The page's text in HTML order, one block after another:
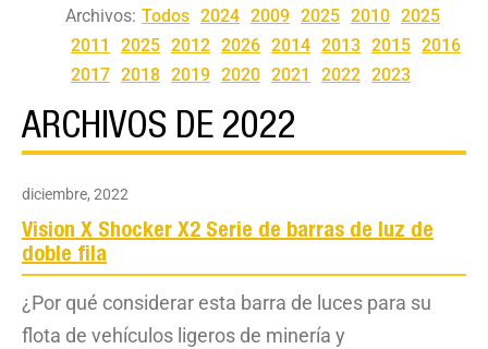
Archivos: Todos 2024 2009 2025 2010 2025
2011
2025 2012 2026 2014 2013 2015 2016
2017 2018 2019 2020 2021 2022 2023
ARCHIVOS DE 2022
diciembre, 2022
Vision X Shocker X2 Serie de barras de luz de
doble fila
¿Por qué considerar esta barra de luces para su
flota de vehículos ligeros de minería y